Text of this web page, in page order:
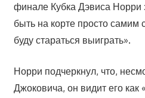
финале Кубка Дэвиса Норри
быть на корте просто самим
буду стараться выиграть».
Норри подчеркнул, что,
Джоковича, он видит его как